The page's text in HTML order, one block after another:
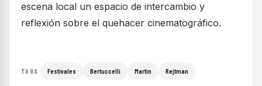
escena local un espacio de intercambio y
reflexión sobre el quehacer cinematográfico.
TAGS Festivales Bertuccelli Martín Rejtman